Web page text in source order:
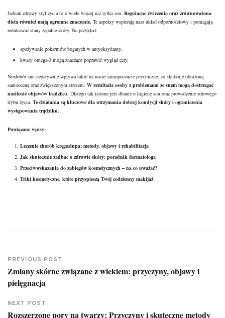
Jednak zdrowy styl życia to o wiele więcej niż tylko sen. Regularne ćwiczenia oraz zrównoważona
dieta również mają ogromne znaczenie. Te aspekty wspierają nasz układ odpornościowy i pomagają
redukować stany zapalne skóry. Na przykład:
spożywanie pokarmów bogatych w antyoksydanty,
kwasy omega-3 mogą znacząco poprawić wygląd cery.
Niedobór snu negatywnie wpływa także na nasze samopoczucie psychiczne, co skutkuje obniżoną
samooceną oraz zwiększonym stresem. W rezultacie osoby z problemami ze snem mogą dostrzegać
nasilenie objawów trądziku. Dlatego tak istotne jest dbanie o higienę snu oraz prowadzenie zdrowego
trybu życia. Te działania są kluczowe dla utrzymania dobrej kondycji skóry i ograniczenia
występowania trądziku.
Powiązane wpisy:
Leczenie chorób kręgosłupa: metody, objawy i rehabilitacja
Jak skutecznie zadbać o zdrowie skóry: poradnik dermatologa
Przeciwwskazania do zabiegów kosmetycznych – na co uważać?
Triki kosmetyczne, które przyspieszą Twój codzienny makijaż
PREVIOUS POST
Zmiany skórne związane z wiekiem: przyczyny, objawy i
pielęgnacja
NEXT POST
Rozszerzone pory na twarzy: Przyczyny i skuteczne metody